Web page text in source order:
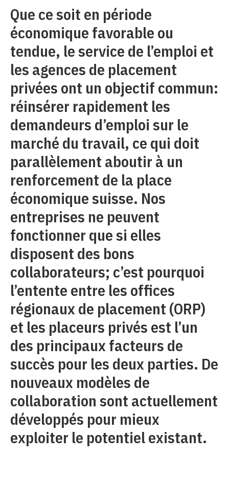
Que ce soit en période
économique favorable ou
tendue, le service de l’emploi et
les agences de placement
privées ont un objectif commun:
réinsérer rapidement les
demandeurs d’emploi sur le
marché du travail, ce qui doit
parallèlement aboutir à un
renforcement de la place
économique suisse. Nos
entreprises ne peuvent
fonctionner que si elles
disposent des bons
collaborateurs; c’est pourquoi
l’entente entre les offices
régionaux de placement (ORP)
et les placeurs privés est l’un
des principaux facteurs de
succès pour les deux parties. De
nouveaux modèles de
collaboration sont actuellement
développés pour mieux
exploiter le potentiel existant.